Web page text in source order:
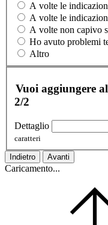
A volte le
A volte le
A volte non capivo
Ho avuto problemi
Altro
Vuoi aggiungere
2/2
Dettaglio
caratteri
Indietro Avanti
Caricamento...